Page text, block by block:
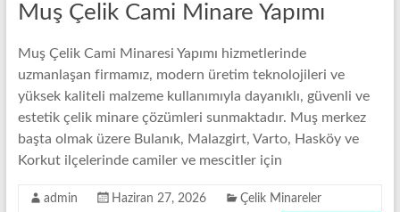
Çelik
Minare
Firması
Çelik
Minare,
Çelik
Modelleri
Muş Çelik Cami Minare Yapımı
Muş Çelik Cami Minaresi Yapımı hizmetlerinde
uzmanlaşan firmamız, modern üretim teknolojileri ve
yüksek kaliteli malzeme kullanımıyla dayanıklı, güvenli ve
estetik çelik minare çözümleri sunmaktadır. Muş merkez
başta olmak üzere Bulanık, Malazgirt, Varto, Hasköy ve
Korkut ilçelerinde camiler ve mescitler için
admin Haziran 27, 2026 Çelik Minareler